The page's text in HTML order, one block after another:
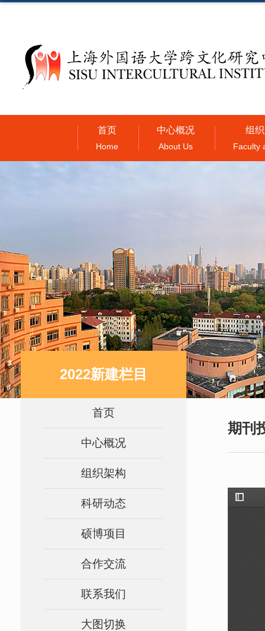
首页
Home
中心概况
About Us
组
Faculty
2022新建栏目
首页
中心概况
组织架构
科研动态
硕博项目
合作交流
联系我们
大图切换
期刊